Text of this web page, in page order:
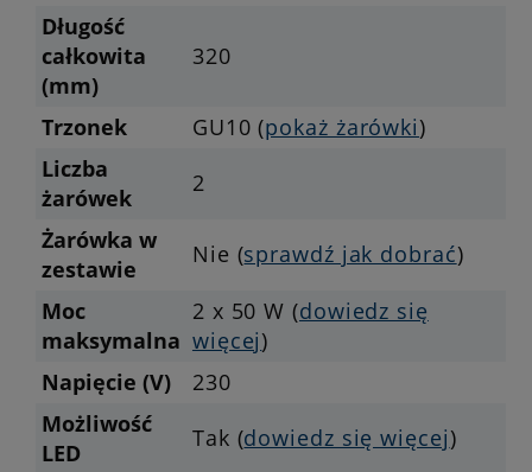
Długość
całkowita
(mm)
320
Trzonek GU10 (pokaż żarówki)
Liczba
żarówek
2
Żarówka w
zestawie
Nie (sprawdź jak dobrać)
Moc
maksymalna
2 x 50 W (dowiedz się
więcej)
Napięcie (V)
230
Możliwość
LED
Tak (dowiedz się więcej)